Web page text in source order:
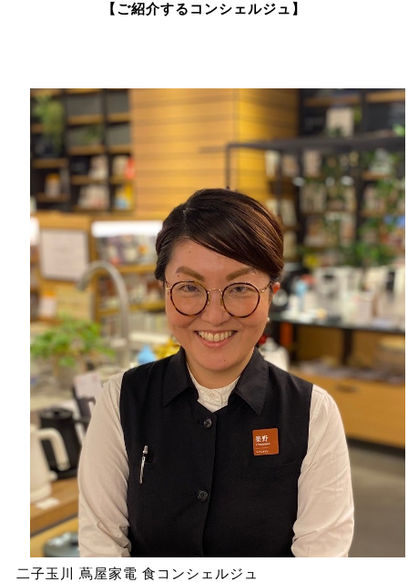
【ご紹介するコンシェルジュ】
二子玉川 蔦屋家電 食コンシェルジュ